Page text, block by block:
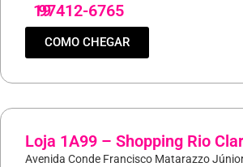
19
97412-6765
COMO CHEGAR
Loja 1A99 – Shopping Rio
Avenida Conde Francisco Matarazzo